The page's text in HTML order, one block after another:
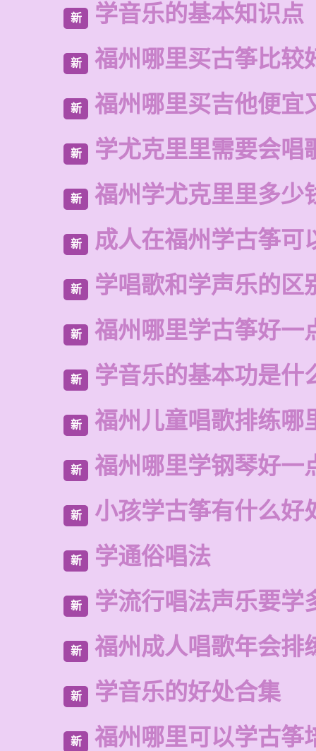
新 学音乐的基本知识点
新 福州哪里买古筝比较
新 福州哪里买吉他便宜
新 学尤克里里需要会唱
新 福州学尤克里里多少
新 成人在福州学古筝可
新 学唱歌和学声乐的区
新 福州哪里学古筝好一
新 学音乐的基本功是什
新 福州儿童唱歌排练哪
新 福州哪里学钢琴好一
新 小孩学古筝有什么好
新 学通俗唱法
新 学流行唱法声乐要学
新 福州成人唱歌年会排
新 学音乐的好处合集
新 福州哪里可以学古筝